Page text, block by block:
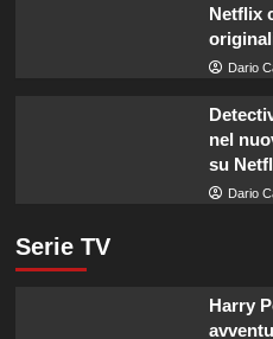
Netflix
Dario
nel
su
Dario
Serie TV
Harry